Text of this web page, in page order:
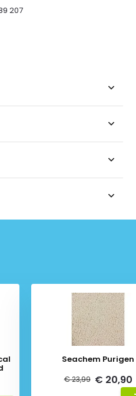
207
Seachem Purigen
€ 23,99 € 20,90